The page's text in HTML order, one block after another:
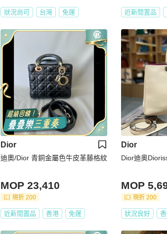
狀況尚可 台灣 免運 近新閒置品
Dior
迪奧/Dior 青銅金屬色牛皮革藤格紋
MOP 23,410
現折 200
近新閒置品 香港 免運
Dior
Dior迪奥
MOP
現折 200
狀況良好